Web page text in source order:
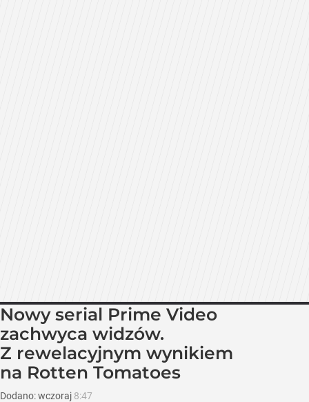
Nowy serial Prime Video
zachwyca widzów.
Z rewelacyjnym wynikiem
na Rotten Tomatoes
Dodano:wczoraj 8:47